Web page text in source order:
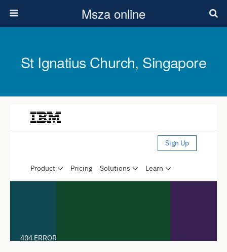
Msza online
St Ignatius Church, Singapore